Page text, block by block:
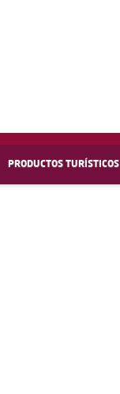
PRODUCTOS TURÍSTICOS